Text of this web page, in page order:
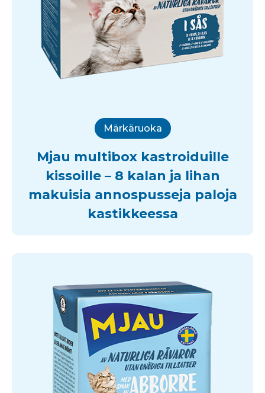
Märkäruoka
Mjau multibox kastroiduille
kissoille – 8 kalan ja lihan
makuisia annospusseja paloja
kastikkeessa